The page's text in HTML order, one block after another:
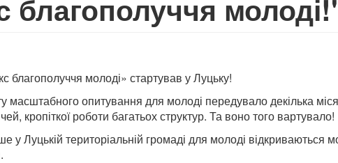
благополуччя
благополуччя молоді» стартував у Луцьку!
масштабного опитування для молоді передувало декілька
кропіткої роботи багатьох структур. Та воно того вартувало!
у Луцькій територіальній громаді для молоді відкриваються